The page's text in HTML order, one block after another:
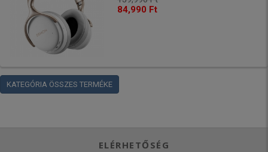
84,990 Ft
KATEGÓRIA ÖSSZES TERMÉKE
ELÉRHETŐSÉG